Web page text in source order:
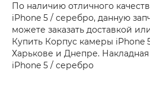
По наличию отличного
iPhone 5 / серебро, данную
можете заказать доставкой
Купить Корпус камеры iPhone
Харькове и Днепре.
iPhone 5 / серебро